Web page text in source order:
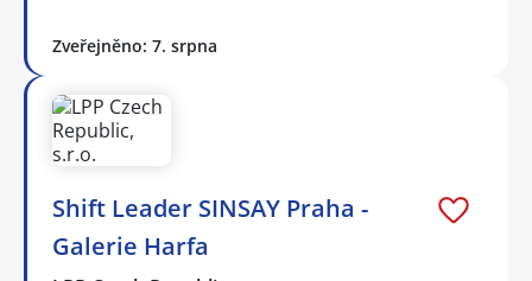
Zveřejněno: 7. srpna
Shift Leader SINSAY Praha -
Galerie Harfa